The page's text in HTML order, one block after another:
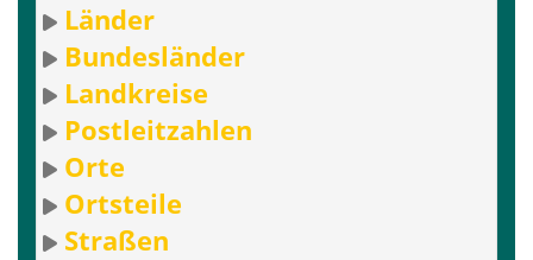
Länder
Bundesländer
Landkreise
Postleitzahlen
Orte
Ortsteile
Straßen